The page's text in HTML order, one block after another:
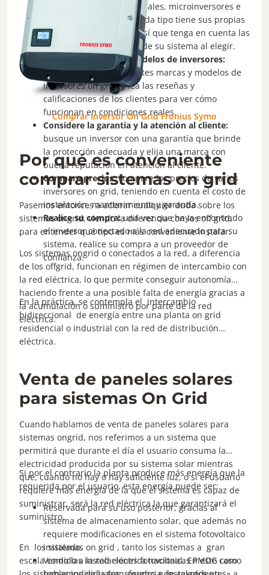
incluidos inversores centrales, microinversores e
inversores de cadena. Cada tipo tiene sus propias
ventajas y desventajas, así que tenga en cuenta las
necesidades específicas de su sistema al elegir.
Investigue marcas y modelos de inversores:
investigue sobre diferentes marcas y modelos de
inversores on grid, y lea las reseñas y
calificaciones de los clientes para ver cómo
funcionan en condiciones reales.
Considere la garantía y la atención al cliente:
busque un inversor con una garantía que brinde
la protección adecuada y elija una marca con
buena reputación en atención al cliente.
Compare precios:compare los precios de varios
inversores on grid, teniendo en cuenta el costo de
instalación, mantenimiento y garantía.
Realice su compra:una vez que haya encontrado
el inversor conectado a la red adecuado para su
sistema, realice su compra a un proveedor de
confianza.
Comprar Inversor On Grid Fronius Symo
Por qué es conveniente
comprar sistemas on grid
Pasemos entonces a aclarar cualquier duda sobre los
sistemas ongrid, viendo la diferencia con los off grid,
para entender qué tipo es más conveniente instalar.
Los sistemas ongrid o conectados a la red, a diferencia
de los offgrid, funcionan en régimen de intercambio con
la red eléctrica, lo que permite conseguir autonomía
haciendo frente a una posible falta de energía gracias a
la acumulación o suministro por parte de la red
eléctrica.
En la práctica, se contempla el intercambio
bidireccional de energía entre una planta on grid
residencial o industrial con la red de distribución
eléctrica.
Venta de paneles solares
para sistemas On Grid
Cuando hablamos de venta de paneles solares para
sistemas ongrid, nos referimos a un sistema que
permitirá que durante el día el usuario consuma la
electricidad producida por su sistema solar mientras
que, cuando no hay o hay suficiente luz, o si el usuario
requiere más energía de la que el sistema es capaz de
suministrar, será la red eléctrica la que garantizará el
suministro.
Si por el contrario la planta produce más energía que la
requerida por el usuario, esta energía puede ser:
Reservada para su uso posterior, gracias al
sistema de almacenamiento solar, que además no
requiere modificaciones en el sistema fotovoltaico
instalado.
Vendido a la red eléctrica nacional. En este caso
En los sistemas on grid , tanto los sistemas a gran
escala como las instalaciones fotovoltaicas PMDG como